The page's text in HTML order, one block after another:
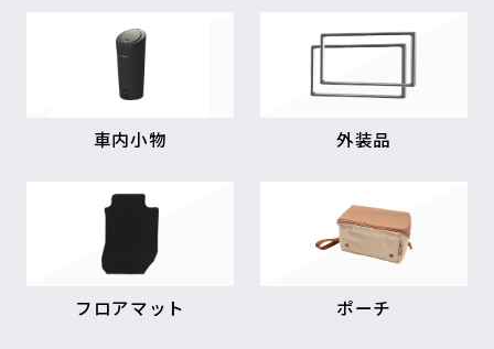
車内小物 外装品
フロアマット ポーチ